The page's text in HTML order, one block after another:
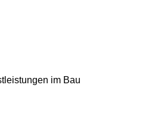
im Bau